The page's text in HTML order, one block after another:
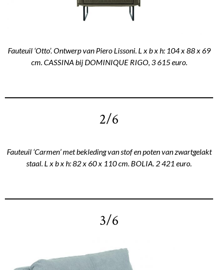
Fauteuil ‘Otto’. Ontwerp van Piero Lissoni. L x b x h: 104 x 88 x 69
cm. CASSINA bij DOMINIQUE RIGO, 3 615 euro.
2/6
Fauteuil ‘Carmen’ met bekleding van stof en poten van zwartgelakt
staal. L x b x h: 82 x 60 x 110 cm. BOLIA. 2 421 euro.
3/6